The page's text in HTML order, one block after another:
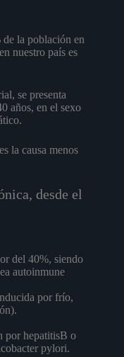
la población en
nuestro país es
se presenta
años, en el sexo
la causa menos
desde el
del 40%, siendo
autoinmune
por frío,
por hepatitisB o
pylori.